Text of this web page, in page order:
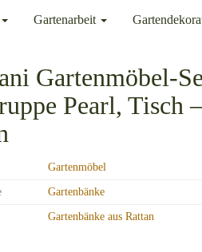
Gartenarbeit
Gartenmöbel-
Pearl, Tisch
Gartenmöbel
Gartenbänke
Gartenbänke aus Rattan